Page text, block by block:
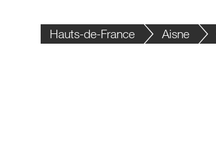
Hauts-de-France Aisne